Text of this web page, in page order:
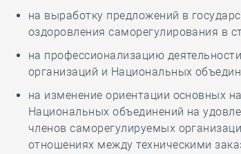
на выработку предложений в
оздоровления саморегулирования в
на профессионализацию
организаций и Национальных
на изменение ориентации основных
Национальных объединений на
членов саморегулируемых
отношениях между техническими